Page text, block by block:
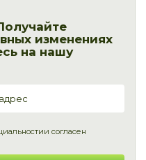
изменениях
на нашу
и согласен